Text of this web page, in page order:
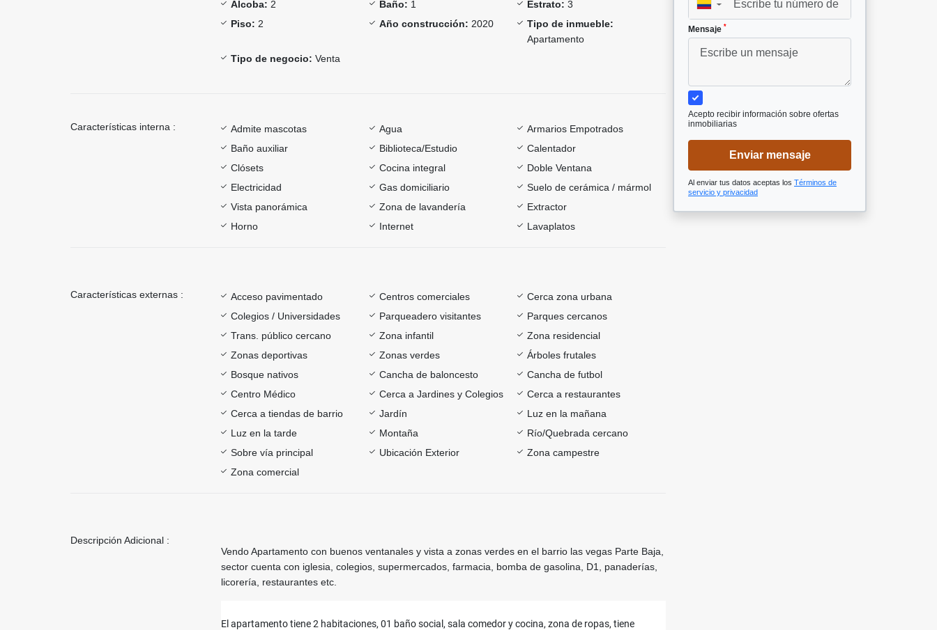
Alcoba: 2 Baño: 1 Estrato: 3
Piso: 2 Año construcción: 2020
Tipo de inmueble:
Apartamento
Tipo de negocio: Venta
Características interna : Admite mascotas Agua
Armarios Empotrados
Baño auxiliar
Biblioteca/Estudio
Calentador
Clósets
Cocina integral
Doble Ventana
Electricidad
Gas domiciliario
Suelo de cerámica / mármol
Vista panorámica
Zona de lavandería
Extractor
Horno
Internet Lavaplatos
Características externas : Acceso pavimentado Centros comerciales
Cerca zona urbana
Colegios / Universidades
Parqueadero visitantes
Parques cercanos
Trans. público cercano
Zona infantil
Zona residencial
Zonas deportivas
Zonas verdes
Árboles frutales
Bosque nativos
Cancha de baloncesto
Cancha de futbol
Centro Médico
Cerca a Jardines y Colegios
Cerca a restaurantes
Cerca a tiendas de barrio
Jardín
Luz en la mañana
Luz en la tarde
Montaña
Río/Quebrada cercano
Sobre vía principal
Ubicación Exterior
Zona campestre
Zona comercial
Descripción Adicional :
Vendo Apartamento con buenos ventanales y vista a zonas verdes en el barrio las vegas Parte Baja,
sector cuenta con iglesia, colegios, supermercados, farmacia, bomba de gasolina, D1, panaderías,
licorería, restaurantes etc.
El apartamento tiene 2 habitaciones, 01 baño social, sala comedor y cocina, zona de ropas, tiene
▼
Mensaje *
Acepto recibir información sobre ofertas
inmobiliarias
Enviar mensaje
Al enviar tus datos aceptas los Términos de
servicio y privacidad